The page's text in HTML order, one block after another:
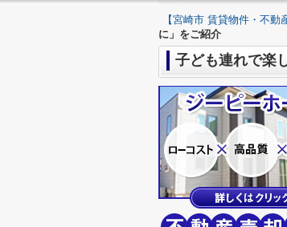
【宮崎市 賃貸物件・不動
に」をご紹介
子ども連れで楽